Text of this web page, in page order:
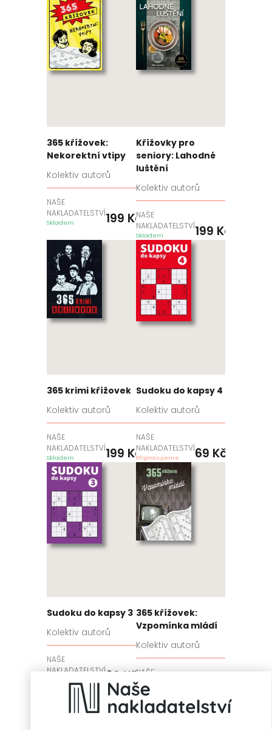
365 křížovek:
Nekorektní vtipy
Kolektiv autorů
NAŠE
NAKLADATELSTVÍ
Skladem 199 Kč
Křížovky pro
seniory: Lahodné
luštění
Kolektiv autorů
NAŠE
NAKLADATELSTVÍ
Skladem 199 Kč
365 krimi křížovek
Kolektiv autorů
NAŠE
NAKLADATELSTVÍ
Skladem 199 Kč
Sudoku do kapsy 4
Kolektiv autorů
NAŠE
NAKLADATELSTVÍ
Připravujeme 69 Kč
Sudoku do kapsy 3
Kolektiv autorů
NAŠE
NAKLADATELSTVÍ69 Kč
365 křížovek:
Vzpomínka mládí
Kolektiv autorů
NAŠE
NAKLADATELSTVÍ
Připravujeme